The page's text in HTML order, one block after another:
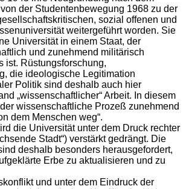
der Studentenbewegung 1968 zu der
sozial offenen und
weitergeführt worden. Sie
Universität in einem Staat, der
und zunehmend militärisch
ist. Rüstungsforschung,
die ideologische Legitimation
Politik sind deshalb auch hier
„wissenschaftlicher“ Arbeit. In diesem
wissenschaftliche Prozeß zunehmend
dem Menschen weg“.
die Universität unter dem Druck rechter
Stadt“) verstärkt gedrängt. Die
deshalb besonders herausgefordert,
Erbe zu aktualisieren und zu
und unter dem Eindruck der